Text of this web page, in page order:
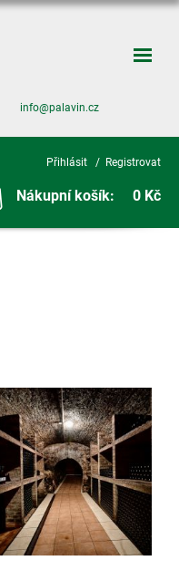
info@palavin.cz
Přihlásit Registrovat
Nákupní košík: 0 Kč